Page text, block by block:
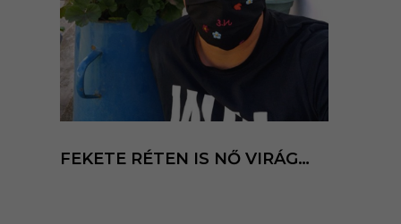
FEKETE RÉTEN IS NŐ VIRÁG…